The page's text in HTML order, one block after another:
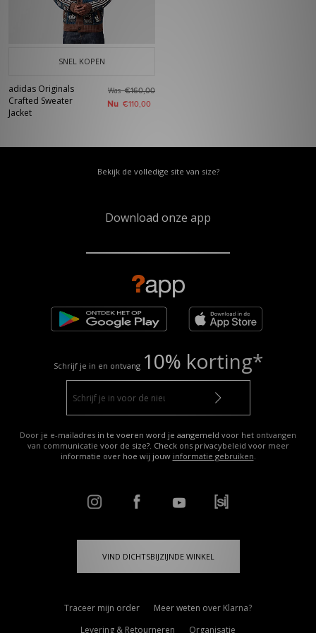
SNEL KOPEN
adidas Originals
Crafted Sweater
Jacket
Was€160,00
Nu €110,00
Bekijk de volledige site van size?
Download onze app
Schrijf je in en ontvang 10% korting*
Door je e-mailadres in te voeren word je aangemeld voor het ontvangen
van communicatie voor de size?. Check ons privacybeleid voor meer
informatie over hoe wij jouw informatie gebruiken.
VIND DICHTSBIJZIJNDE WINKEL
Traceer mijn order
Meer weten over Klarna?
Levering & Retourneren
Organisatie